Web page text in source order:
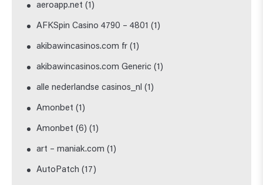
aeroapp.net (1)
AFKSpin Casino 4790 – 4801 (1)
akibawincasinos.com fr (1)
akibawincasinos.com Generic (1)
alle nederlandse casinos_nl (1)
Amonbet (1)
Amonbet (6) (1)
art – maniak.com (1)
AutoPatch (17)